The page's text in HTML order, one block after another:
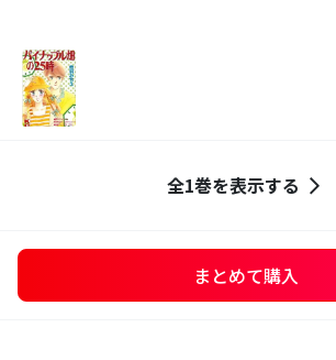
全1巻を表示する
まとめて購入